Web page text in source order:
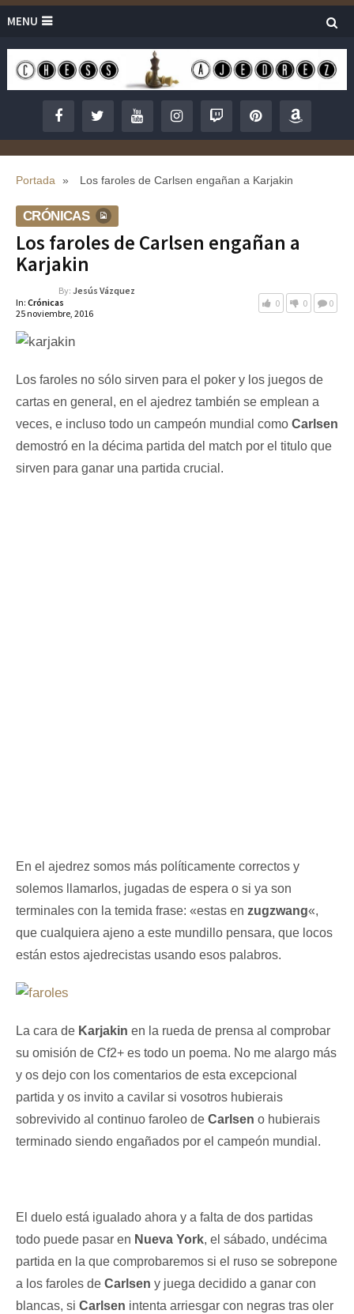
MENU
Portada » Los faroles de Carlsen engañan a Karjakin
CRÓNICAS
Los faroles de Carlsen engañan a
Karjakin
By: Jesús Vázquez
In: Crónicas
25 noviembre, 2016
0 0 0
Los faroles no sólo sirven para el poker y los juegos de
cartas en general, en el ajedrez también se emplean a
veces, e incluso todo un campeón mundial como Carlsen
demostró en la décima partida del match por el titulo que
sirven para ganar una partida crucial.
En el ajedrez somos más políticamente correctos y
solemos llamarlos, jugadas de espera o si ya son
terminales con la temida frase: «estas en zugzwang«,
que cualquiera ajeno a este mundillo pensara, que locos
están estos ajedrecistas usando esos palabros.
La cara de Karjakin en la rueda de prensa al comprobar
su omisión de Cf2+ es todo un poema. No me alargo más
y os dejo con los comentarios de esta excepcional
partida y os invito a cavilar si vosotros hubierais
sobrevivido al continuo faroleo de Carlsen o hubierais
terminado siendo engañados por el campeón mundial.
El duelo está igualado ahora y a falta de dos partidas
todo puede pasar en Nueva York, el sábado, undécima
partida en la que comprobaremos si el ruso se sobrepone
a los faroles de Carlsen y juega decidido a ganar con
blancas, si Carlsen intenta arriesgar con negras tras oler